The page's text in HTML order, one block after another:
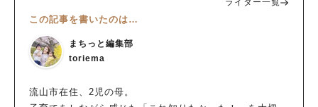
ライター一覧
この記事を書いたのは…
まちっと編集部
toriema
流山市在住、2児の母。